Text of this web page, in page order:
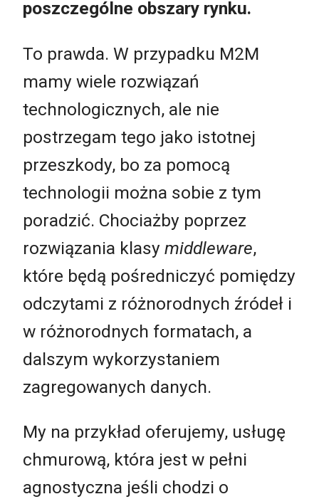
poszczególne obszary rynku.
To prawda. W przypadku M2M
mamy wiele rozwiązań
technologicznych, ale nie
postrzegam tego jako istotnej
przeszkody, bo za pomocą
technologii można sobie z tym
poradzić. Chociażby poprzez
rozwiązania klasy middleware,
które będą pośredniczyć pomiędzy
odczytami z różnorodnych źródeł i
w różnorodnych formatach, a
dalszym wykorzystaniem
zagregowanych danych.
My na przykład oferujemy, usługę
chmurową, która jest w pełni
agnostyczna jeśli chodzi o